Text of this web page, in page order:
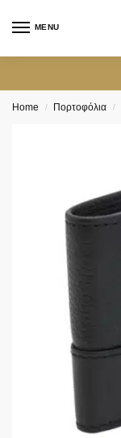
MENU
Home / Πορτοφόλια /